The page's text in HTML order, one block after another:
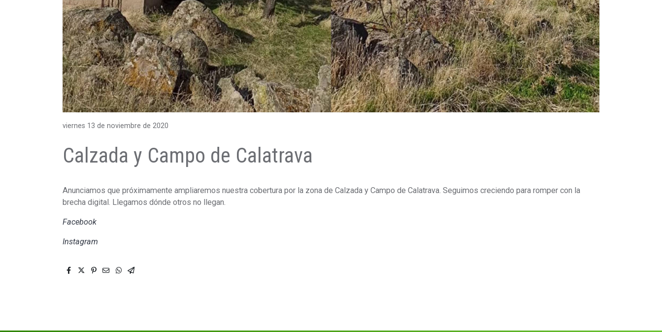
viernes 13 de noviembre de 2020
Calzada y Campo de Calatrava
Anunciamos que próximamente ampliaremos nuestra cobertura por la zona de Calzada y Campo de Calatrava. Seguimos creciendo para romper con la
brecha digital. Llegamos dónde otros no llegan.
Facebook
Instagram